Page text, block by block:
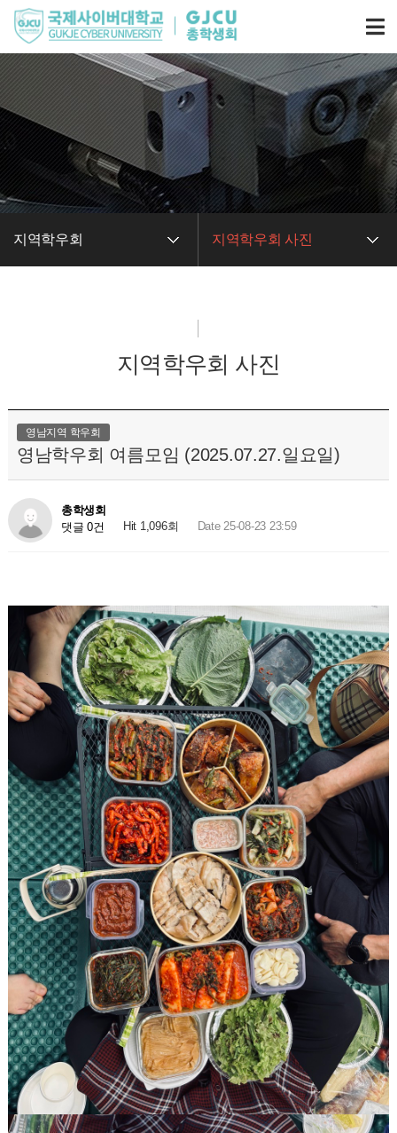
지역학우회 지역학우회 사진
지역학우회 사진
영남지역 학우회
영남학우회 여름모임 (2025.07.27.일요일)
총학생회
댓글 0건
Hit 1,096회 Date 25-08-23 23:59